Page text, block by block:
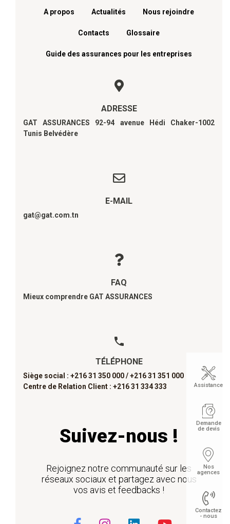
A propos Actualités Nous rejoindre
Contacts Glossaire
Guide des assurances pour les entreprises
ADRESSE
GAT ASSURANCES 92-94 avenue Hédi Chaker-1002
Tunis Belvédère
E-MAIL
gat@gat.com.tn
FAQ
Mieux comprendre GAT ASSURANCES
TÉLÉPHONE
Siège social : +216 31 350 000 /+216 31 351 000
Centre de Relation Client : +216 31 334 333
Suivez-nous !
Rejoignez notre communauté sur les
réseaux sociaux et partagez avec nous
vos avis et feedbacks !
Assistance
Demande
de devis
Nos
agences
Contactez
- nous